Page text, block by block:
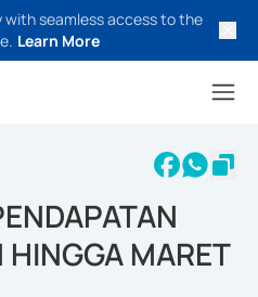
seamless access to the
Learn More
MARET